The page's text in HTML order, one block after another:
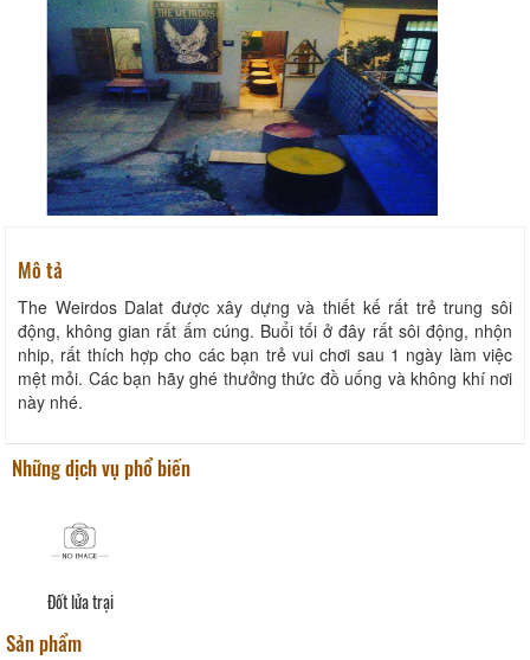
Mô tả
The Weirdos Dalat được xây dựng và thiết kế rất trẻ trung sôi
động, không gian rất ấm cúng. Buổi tối ở đây rất sôi động, nhộn
nhip, rất thích hợp cho các bạn trẻ vui chơi sau 1 ngày làm việc
mệt mỏi. Các bạn hãy ghé thưởng thức đồ uống và không khí nơi
này nhé.
Những dịch vụ phổ biến
Đốt lửa trại
Sản phẩm